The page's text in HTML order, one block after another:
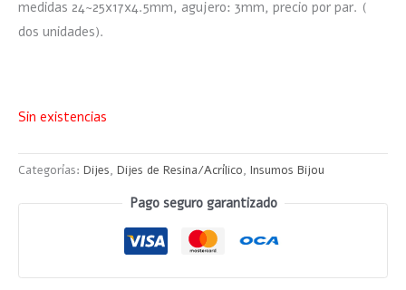
medidas 24~25x17x4.5mm, agujero: 3mm, precio por par. (
dos unidades).
Sin existencias
Categorías: Dijes, Dijes de Resina/Acrílico, Insumos Bijou
Pago seguro garantizado